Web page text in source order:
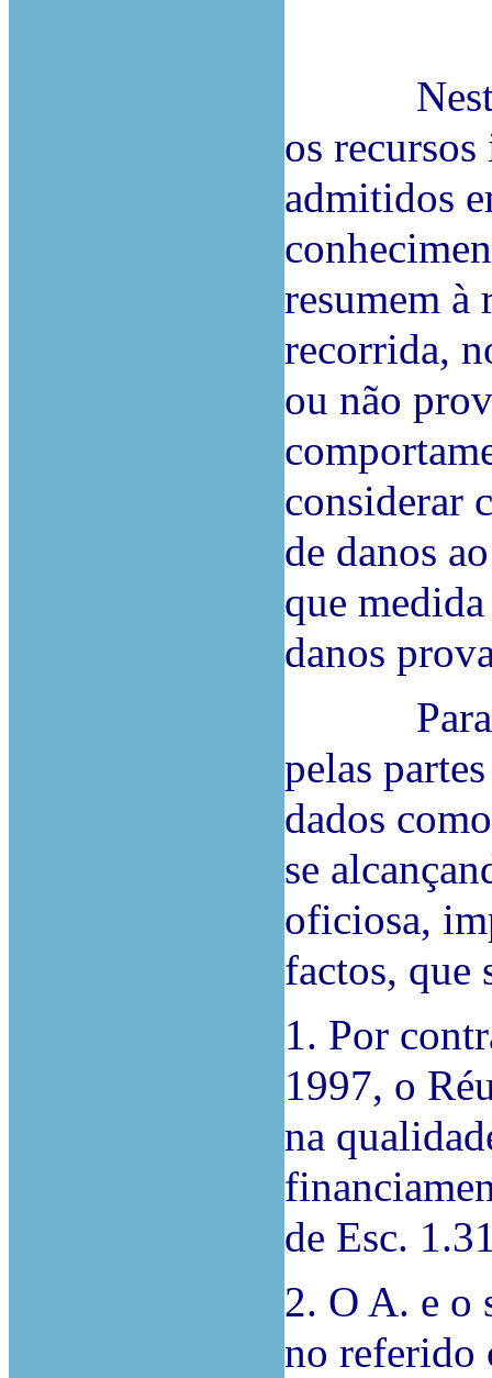
Nesta
os
admitidos
resumem à
recorrida,
ou não
considerar
de danos
que
danos
Para o
pelas
dados
se
oficiosa,
factos, que
1. Por
1997, o
na
de Esc.
2. O A. e o
no referido